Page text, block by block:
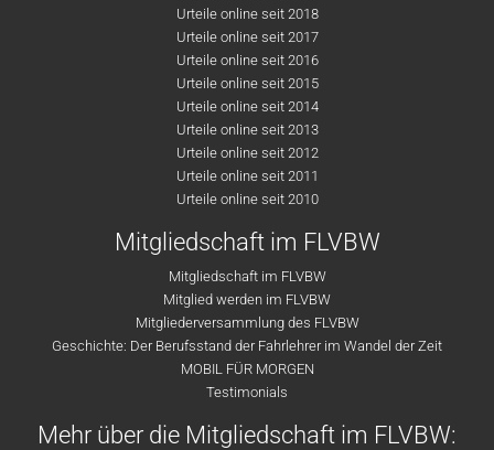
Urteile online seit 2018
Urteile online seit 2017
Urteile online seit 2016
Urteile online seit 2015
Urteile online seit 2014
Urteile online seit 2013
Urteile online seit 2012
Urteile online seit 2011
Urteile online seit 2010
Mitgliedschaft im FLVBW
Mitgliedschaft im FLVBW
Mitglied werden im FLVBW
Mitgliederversammlung des FLVBW
Geschichte: Der Berufsstand der Fahrlehrer im Wandel der Zeit
MOBIL FÜR MORGEN
Testimonials
Mehr über die Mitgliedschaft im FLVBW: